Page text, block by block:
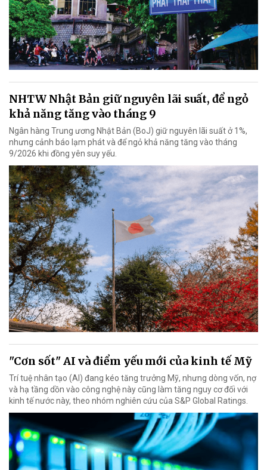
NHTW Nhật Bản giữ nguyên lãi suất, để ngỏ
khả năng tăng vào tháng 9
Ngân hàng Trung ương Nhật Bản (BoJ) giữ nguyên lãi suất ở 1%,
nhưng cảnh báo lạm phát và để ngỏ khả năng tăng vào tháng
9/2026 khi đồng yên suy yếu.
"Cơn sốt" AI và điểm yếu mới của kinh tế Mỹ
Trí tuệ nhân tạo (AI) đang kéo tăng trưởng Mỹ, nhưng dòng vốn, nợ
và hạ tầng dồn vào công nghệ này cũng làm tăng nguy cơ đối với
kinh tế nước này, theo nhóm nghiên cứu của S&P Global Ratings.